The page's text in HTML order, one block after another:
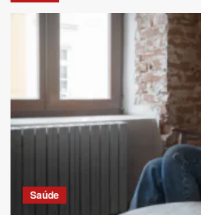
Saúde